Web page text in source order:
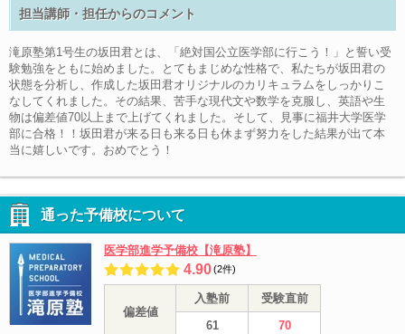
担当講師・担任からのコメント
滝原塾第1号生の坂田君とは、「絶対国公立医学部に行こう！」と誓い受
験勉強をともに始めました。とてもまじめな性格で、私たちが坂田君の
状態を分析し、作成した坂田君オリジナルのカリキュラムをしっかりこ
なしてくれました。その結果、苦手な現代文や数学を克服し、英語や生
物は偏差値70以上まで上げてくれました。そして、見事に福井大学医学
部に合格！！坂田君が来る日も来る日も休まず努力をした結果が出て本
当に嬉しいです。おめでとう！
通った予備校について
医学部進学予備校【滝原塾】
4.90(2件)
偏差値
入塾前
受験直前
61
70